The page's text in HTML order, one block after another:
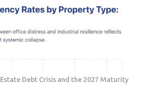
success is found by understanding
and ZaloPay are not mere
currency but are specialized
for specific urban behaviors. This
Vietnamese fintech landscape without
The Parallel Realities Of Digital
The Vietnamese economy operates
digital super-apps and physical
Debt Crisis and the 2027 Maturity